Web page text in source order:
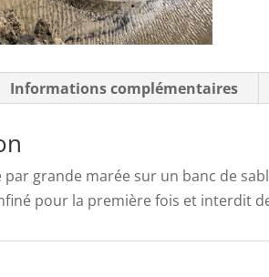
Informations complémentaires
par grande marée sur un banc de
pour la première fois et interdit